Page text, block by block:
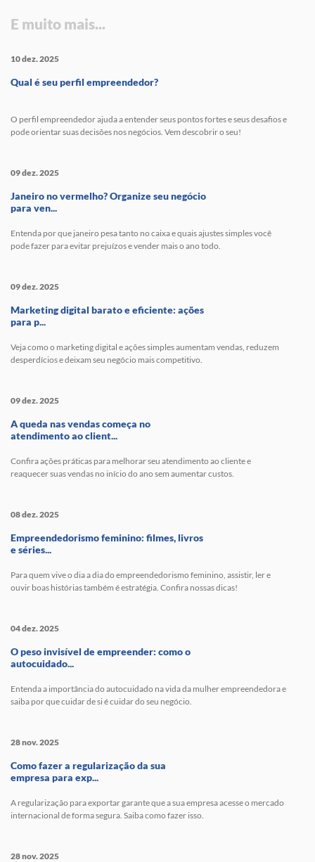
E muito mais...
10 dez. 2025
Qual é seu perfil empreendedor?
O perfil empreendedor ajuda a entender seus pontos fortes e seus desafios e
pode orientar suas decisões nos negócios. Vem descobrir o seu!
09 dez. 2025
Janeiro no vermelho? Organize seu negócio
para ven...
Entenda por que janeiro pesa tanto no caixa e quais ajustes simples você
pode fazer para evitar prejuízos e vender mais o ano todo.
09 dez. 2025
Marketing digital barato e eficiente: ações
para p...
Veja como o marketing digital e ações simples aumentam vendas, reduzem
desperdícios e deixam seu negócio mais competitivo.
09 dez. 2025
A queda nas vendas começa no
atendimento ao client...
Confira ações práticas para melhorar seu atendimento ao cliente e
reaquecer suas vendas no início do ano sem aumentar custos.
08 dez. 2025
Empreendedorismo feminino: filmes, livros
e séries...
Para quem vive o dia a dia do empreendedorismo feminino, assistir, ler e
ouvir boas histórias também é estratégia. Confira nossas dicas!
04 dez. 2025
O peso invisível de empreender: como o
autocuidado...
Entenda a importância do autocuidado na vida da mulher empreendedora e
saiba por que cuidar de si é cuidar do seu negócio.
28 nov. 2025
Como fazer a regularização da sua
empresa para exp...
A regularização para exportar garante que a sua empresa acesse o mercado
internacional de forma segura. Saiba como fazer isso.
28 nov. 2025